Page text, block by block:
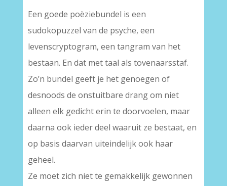
Een goede poëziebundel is een
sudokopuzzel van de psyche, een
levenscryptogram, een tangram van het
bestaan. En dat met taal als tovenaarsstaf.
Zo’n bundel geeft je het genoegen of
desnoods de onstuitbare drang om niet
alleen elk gedicht erin te doorvoelen, maar
daarna ook ieder deel waaruit ze bestaat, en
op basis daarvan uiteindelijk ook haar
geheel.
Ze moet zich niet te gemakkelijk gewonnen